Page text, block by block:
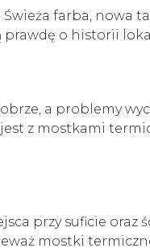
farba, nowa
prawdę o historii
a problemy
z mostkami
przy suficie oraz
mostki